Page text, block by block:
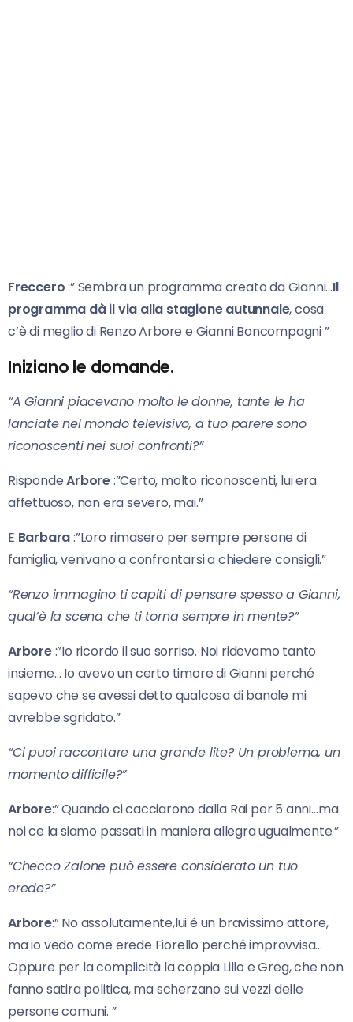
Freccero:” Sembra un programma creato da Gianni…Il
programma dà il via alla stagione autunnale, cosa
c’è di meglio di Renzo Arbore e Gianni Boncompagni ”
Iniziano le domande.
“A Gianni piacevano molto le donne, tante le ha
lanciate nel mondo televisivo, a tuo parere sono
riconoscenti nei suoi confronti?”
RispondeArbore:”Certo, molto riconoscenti, lui era
affettuoso, non era severo, mai.”
E Barbara:”Loro rimasero per sempre persone di
famiglia, venivano a confrontarsi a chiedere consigli.”
“Renzo immagino ti capiti di pensare spesso a Gianni,
qual’è la scena che ti torna sempre in mente?”
Arbore:”Io ricordo il suo sorriso. Noi ridevamo tanto
insieme… Io avevo un certo timore di Gianni perché
sapevo che se avessi detto qualcosa di banale mi
avrebbe sgridato.”
“Ci puoi raccontare una grande lite? Un problema, un
momento difficile?”
Arbore:” Quando ci cacciarono dalla Rai per 5 anni…ma
noi ce la siamo passati in maniera allegra ugualmente.”
“Checco Zalone può essere considerato un tuo
erede?”
Arbore:” No assolutamente,lui é un bravissimo attore,
ma io vedo come erede Fiorello perché improvvisa…
Oppure per la complicità la coppia Lillo e Greg, che non
fanno satira politica, ma scherzano sui vezzi delle
persone comuni. ”